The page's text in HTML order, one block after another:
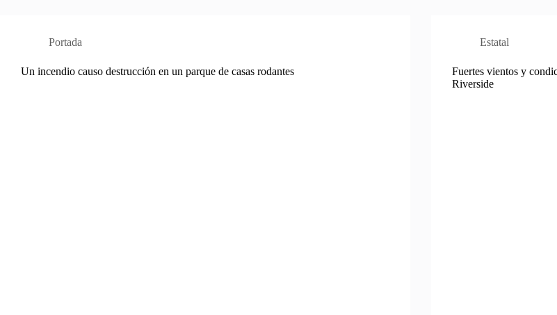
Portada
Un incendio causo destrucción en un parque de casas rodantes
Estatal
Fuertes vientos y
Riverside